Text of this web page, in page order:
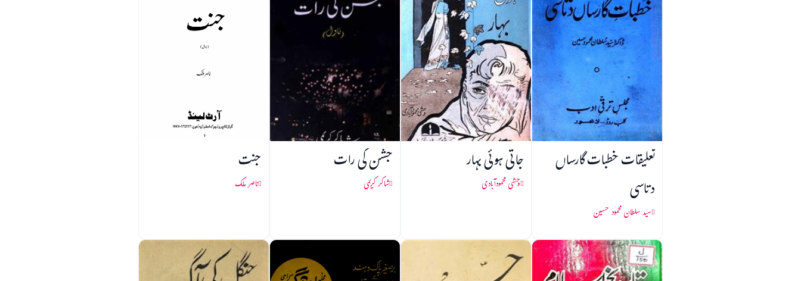
تعلیقات خطبات گارساں
دتاسی
سید سلطان محمود حسین
جاتی ہوئی بہار
وحشی محمودآبادی
جشن کی رات
شاکر کریمی
جنت
ناصر ملک